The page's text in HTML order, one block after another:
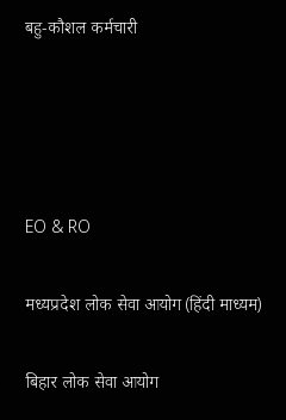
बहु-कौशल कर्मचारी
EO & RO
मध्यप्रदेश लोक सेवा आयोग (हिंदी माध्यम)
बिहार लोक सेवा आयोग